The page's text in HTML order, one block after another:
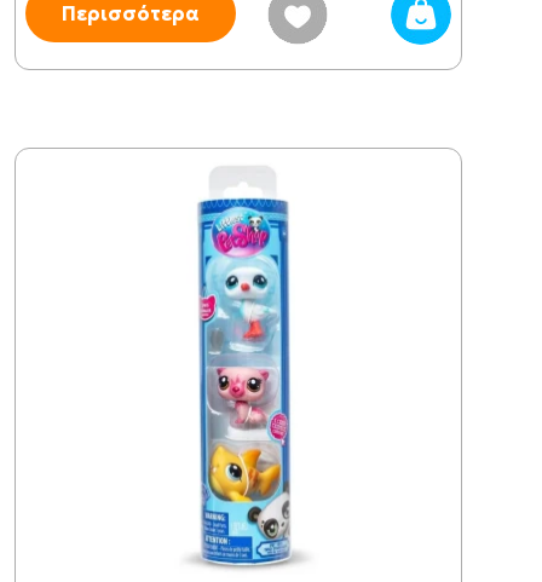
Περισσότερα